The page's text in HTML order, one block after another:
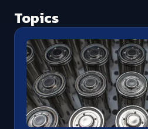
Topics
Tutti i topic
Ambiente
Aggiornamento normativo
Caso studio
Economia circolare
News
Smaltimento rifiuti